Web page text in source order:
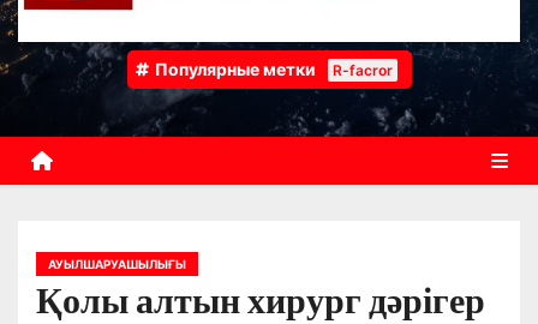
Популярные метки R-facror
АУЫЛШАРУАШЫЛЫҒЫ
Қолы алтын хирург дәрігер